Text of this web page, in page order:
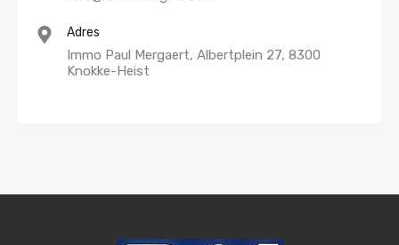
Adres
Immo Paul Mergaert, Albertplein 27, 8300
Knokke-Heist